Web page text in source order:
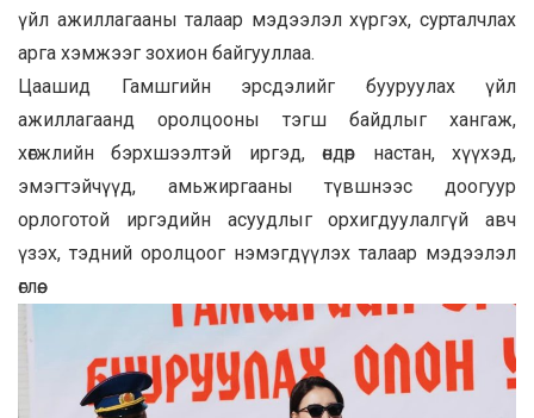
үйл ажиллагааны талаар мэдээлэл хүргэх, сурталчлах
арга хэмжээг зохион байгууллаа.
Цаашид Гамшгийн эрсдэлийг бууруулах үйл
ажиллагаанд оролцооны тэгш байдлыг хангаж,
хөгжлийн бэрхшээлтэй иргэд, өндөр настан, хүүхэд,
эмэгтэйчүүд, амьжиргааны түвшнээс доогуур
орлоготой иргэдийн асуудлыг орхигдуулалгүй авч
үзэх, тэдний оролцоог нэмэгдүүлэх талаар мэдээлэл
өглөө.